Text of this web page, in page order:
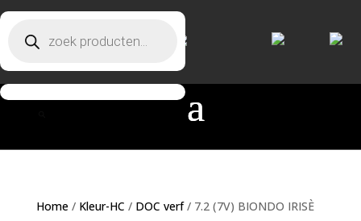
Producten zoeken
Home/ Kleur-HC / DOC verf/ 7.2 (7V) BIONDO IRISÈ